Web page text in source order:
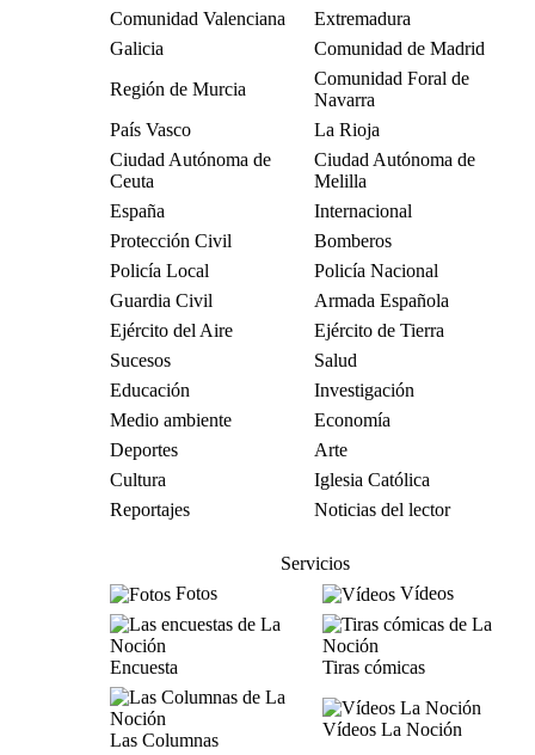
Comunidad Valenciana
Extremadura
Galicia
Comunidad de Madrid
Región de Murcia
Comunidad Foral de
Navarra
País Vasco
La Rioja
Ciudad Autónoma de
Ceuta
Ciudad Autónoma de
Melilla
España
Internacional
Protección Civil
Bomberos
Policía Local
Policía Nacional
Guardia Civil
Armada Española
Ejército del Aire
Ejército de Tierra
Sucesos
Salud
Educación
Investigación
Medio ambiente
Economía
Deportes
Arte
Cultura
Iglesia Católica
Reportajes
Noticias del lector
Servicios
Fotos
Vídeos
Encuesta Tiras cómicas
Las Columnas
Vídeos La Noción